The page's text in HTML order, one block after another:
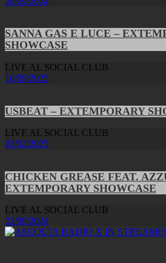
SANNA GAS E LUCE –
SHOWCASE
LIVE AL SOCIAL CLUB
16/09/2025
USBEAT – EXTEMPORARY
LIVE AL SOCIAL CLUB
03/02/2025
CHICKEN GREASE FEAT.
EXTEMPORARY SHOWCASE
LIVE AL SOCIAL CLUB
23/09/2024